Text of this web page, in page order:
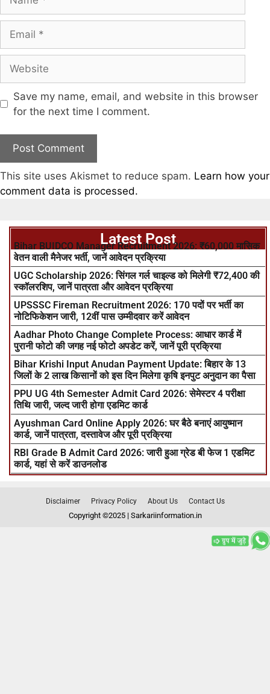
Save my name, email, and website in this browser
for the next time I comment.
This site uses Akismet to reduce spam. Learn how your
comment data is processed.
Latest Post
Bihar BUIDCO Manager Recruitment 2026: ₹60,000 मासिक
वेतन वाली मैनेजर भर्ती, जानें आवेदन प्रक्रिया
UGC Scholarship 2026: सिंगल गर्ल चाइल्ड को मिलेगी ₹72,400 की
स्कॉलरशिप, जानें पात्रता और आवेदन प्रक्रिया
UPSSSC Fireman Recruitment 2026: 170 पदों पर भर्ती का
नोटिफिकेशन जारी, 12वीं पास उम्मीदवार करें आवेदन
Aadhar Photo Change Complete Process: आधार कार्ड में
पुरानी फोटो की जगह नई फोटो अपडेट करें, जानें पूरी प्रक्रिया
Bihar Krishi Input Anudan Payment Update: बिहार के 13
जिलों के 2 लाख किसानों को इस दिन मिलेगा कृषि इनपुट अनुदान का पैसा
PPU UG 4th Semester Admit Card 2026: सेमेस्टर 4 परीक्षा
तिथि जारी, जल्द जारी होगा एडमिट कार्ड
Ayushman Card Online Apply 2026: घर बैठे बनाएं आयुष्मान
कार्ड, जानें पात्रता, दस्तावेज और पूरी प्रक्रिया
RBI Grade B Admit Card 2026: जारी हुआ ग्रेड बी फेज 1 एडमिट
कार्ड, यहां से करें डाउनलोड
Disclaimer Privacy Policy About Us Contact Us
Copyright ©2025 | Sarkariinformation.in